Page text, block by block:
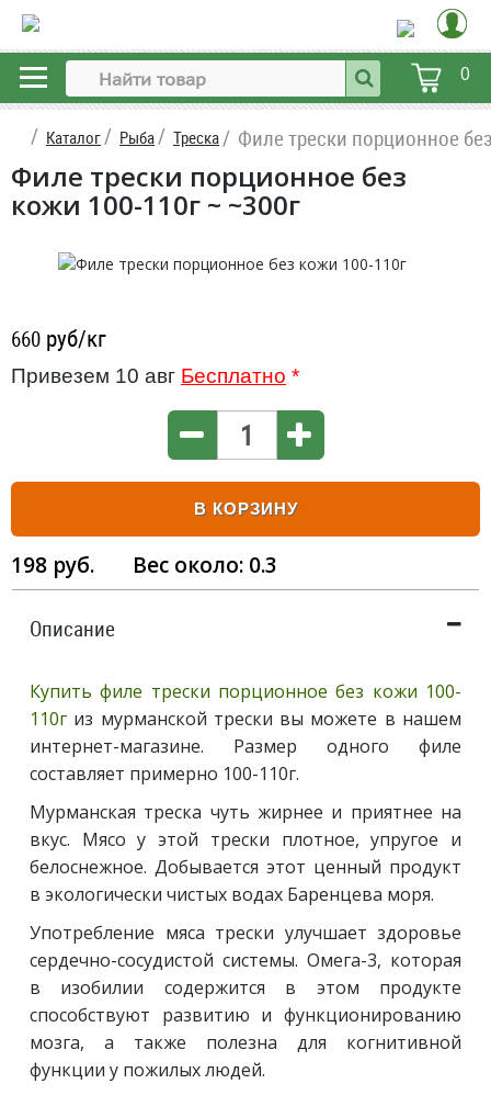
0
Каталог Рыба Треска Филе трески порционное
Филе трески порционное без
кожи 100-110г ~ ~300г
660 руб/кг
Привезем 10 авг Бесплатно *
В КОРЗИНУ
198 руб. Вес около: 0.3
Описание
Купить филе трески порционное без кожи 100-
110г из мурманской трески вы можете в нашем
интернет-магазине. Размер одного филе
составляет примерно 100-110г.
Мурманская треска чуть жирнее и приятнее на
вкус. Мясо у этой трески плотное, упругое и
белоснежное. Добывается этот ценный продукт
в экологически чистых водах Баренцева моря.
Употребление мяса трески улучшает здоровье
сердечно-сосудистой системы. Омега-3, которая
в изобилии содержится в этом продукте
способствуют развитию и функционированию
мозга, а также полезна для когнитивной
функции у пожилых людей.